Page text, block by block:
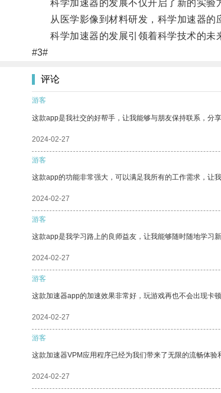
科学加速器的发展不仅开启了新的实验
从医学影像到材料研发，科学加速器的
科学加速器的发展引领着科学技术的未
#3#
评论
游客
这款app是我社交的好帮手，让我能够与朋友保持联系，分享
2024-02-27
游客
这款app的功能非常强大，可以满足我所有的工作需求，让
2024-02-27
游客
这款app是我学习路上的良师益友，让我能够随时随地学习新
2024-02-27
游客
这款加速器app的加速效果非常好，玩游戏再也不会出现卡
2024-02-27
游客
这款加速器VPM应用程序已经为我们带来了无限的流畅体验
2024-02-27